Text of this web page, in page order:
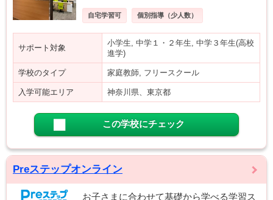
自宅学習可 個別指導（少人数）
サポート対象
小学生, 中学１・２年生, 中学３年生(高校
進学)
学校のタイプ 家庭教師, フリースクール
入学可能エリア 神奈川県、東京都
この学校にチェック
Preステップオンライン
お子さまに合わせて基礎から学べる学習ス